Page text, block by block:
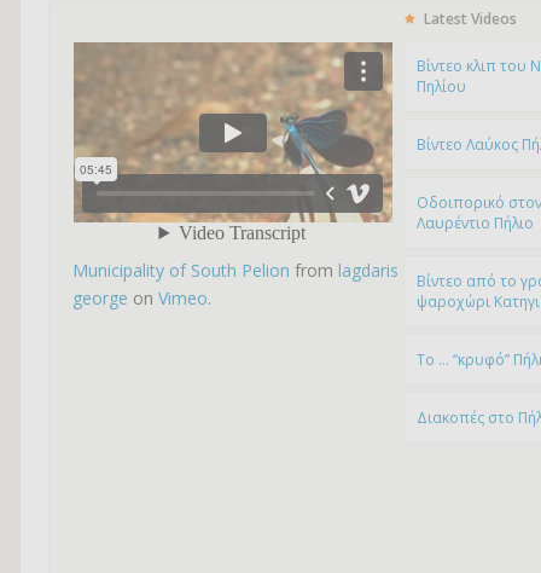
Municipality of South Pelion from lagdaris
george on Vimeo.
Latest Videos
Bίντεο κλιπ του
Πηλίου
Βίντεο Λαύκος
Οδοιπορικό
Λαυρέντιο Πήλιο
Βίντεο από το
ψαροχώρι
To … “κρυφό”
Διακοπές στο